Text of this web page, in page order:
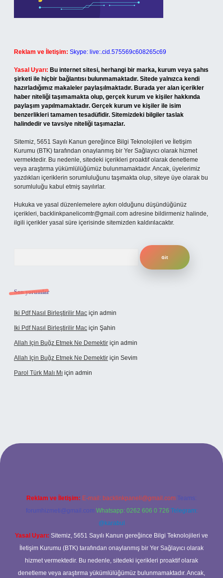
Reklam ve İletişim: Skype: live:.cid.575569c608265c69
Yasal Uyarı: Bu internet sitesi, herhangi bir marka, kurum veya şahıs
şirketi ile hiçbir bağlantısı bulunmamaktadır. Sitede yalnızca kendi
hazırladığımız makaleler paylaşılmaktadır. Burada yer alan içerikler
haber niteliği taşımamakta olup, gerçek kurum ve kişiler hakkında
paylaşım yapılmamaktadır. Gerçek kurum ve kişiler ile isim
benzerlikleri tamamen tesadüfidir. Sitemizdeki bilgiler taslak
halindedir ve tavsiye niteliği taşımazlar.
Sitemiz, 5651 Sayılı Kanun gereğince Bilgi Teknolojileri ve İletişim
Kurumu (BTK) tarafından onaylanmış bir Yer Sağlayıcı olarak hizmet
vermektedir. Bu nedenle, sitedeki içerikleri proaktif olarak denetleme
veya araştırma yükümlülüğümüz bulunmamaktadır. Ancak, üyelerimiz
yazdıkları içeriklerin sorumluluğunu taşımakta olup, siteye üye olarak bu
sorumluluğu kabul etmiş sayılırlar.
Hukuka ve yasal düzenlemelere aykırı olduğunu düşündüğünüz
içerikleri, backlinkpanelicomtr@gmail.com adresine bildirmeniz halinde,
ilgili içerikler yasal süre içerisinde sitemizden kaldırılacaktır.
Son yorumlar
Iki Pdf Nasıl Birleştirilir Mac için admin
Iki Pdf Nasıl Birleştirilir Mac için Şahin
Allah Için Buğz Etmek Ne Demektir için admin
Allah Için Buğz Etmek Ne Demektir için Sevim
Parol Türk Malı Mı için admin
Reklam ve İletişim: E-mail: backlinkpaneli@gmail.com Teams:
forumhizmeti@gmail.com Whatsapp: 0262 606 0 726 Telegram:
@karabul
Yasal Uyarı: Sitemiz, 5651 Sayılı Kanun gereğince Bilgi Teknolojileri ve
İletişim Kurumu (BTK) tarafından onaylanmış bir Yer Sağlayıcı olarak
hizmet vermektedir. Bu nedenle, sitedeki içerikleri proaktif olarak
denetleme veya araştırma yükümlülüğümüz bulunmamaktadır. Ancak,